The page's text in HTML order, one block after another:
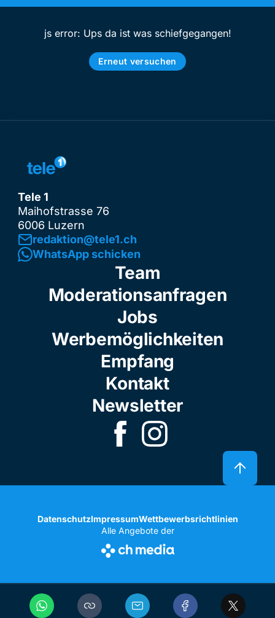
js error: Ups da ist was schiefgegangen!
Erneut versuchen
Tele 1
Maihofstrasse 76
6006 Luzern
redaktion@tele1.ch
WhatsApp schicken
Team
Moderationsanfragen
Jobs
Werbemöglichkeiten
Empfang
Kontakt
Newsletter
DatenschutzImpressumWettbewerbsrichtlinien
Alle Angebote der